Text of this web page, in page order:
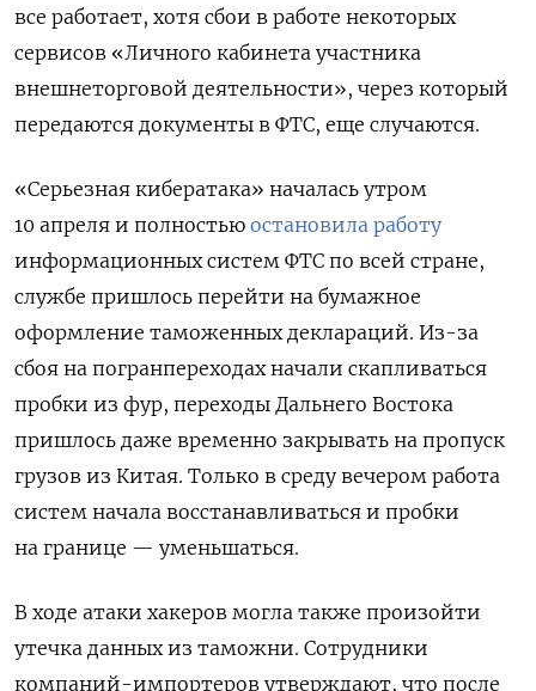
все работает, хотя сбои в работе некоторых
сервисов «Личного кабинета участника
внешнеторговой деятельности», через который
передаются документы в ФТС, еще случаются.
«Серьезная кибератака» началась утром
10 апреля и полностью остановила работу
информационных систем ФТС по всей стране,
службе пришлось перейти на бумажное
оформление таможенных деклараций. Из-за
сбоя на погранпереходах начали скапливаться
пробки из фур, переходы Дальнего Востока
пришлось даже временно закрывать на пропуск
грузов из Китая. Только в среду вечером работа
систем начала восстанавливаться и пробки
на границе — уменьшаться.
В ходе атаки хакеров могла также произойти
утечка данных из таможни. Сотрудники
компаний-импортеров утверждают, что после